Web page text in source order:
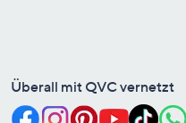
Überall mit QVC vernetzt